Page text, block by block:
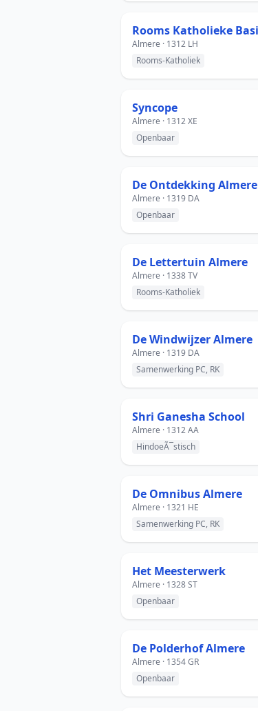
Almere · 1312 LH
Rooms-Katholiek
Syncope
Almere · 1312 XE
Openbaar
De Ontdekking Almere
Almere · 1319 DA
Openbaar
De Lettertuin Almere
Almere · 1338 TV
Rooms-Katholiek
De Windwijzer Almere
Almere · 1319 DA
Samenwerking PC, RK
Shri Ganesha School
Almere · 1312 AA
HindoeÃ¯stisch
De Omnibus Almere
Almere · 1321 HE
Samenwerking PC, RK
Het Meesterwerk
Almere · 1328 ST
Openbaar
De Polderhof Almere
Almere · 1354 GR
Openbaar